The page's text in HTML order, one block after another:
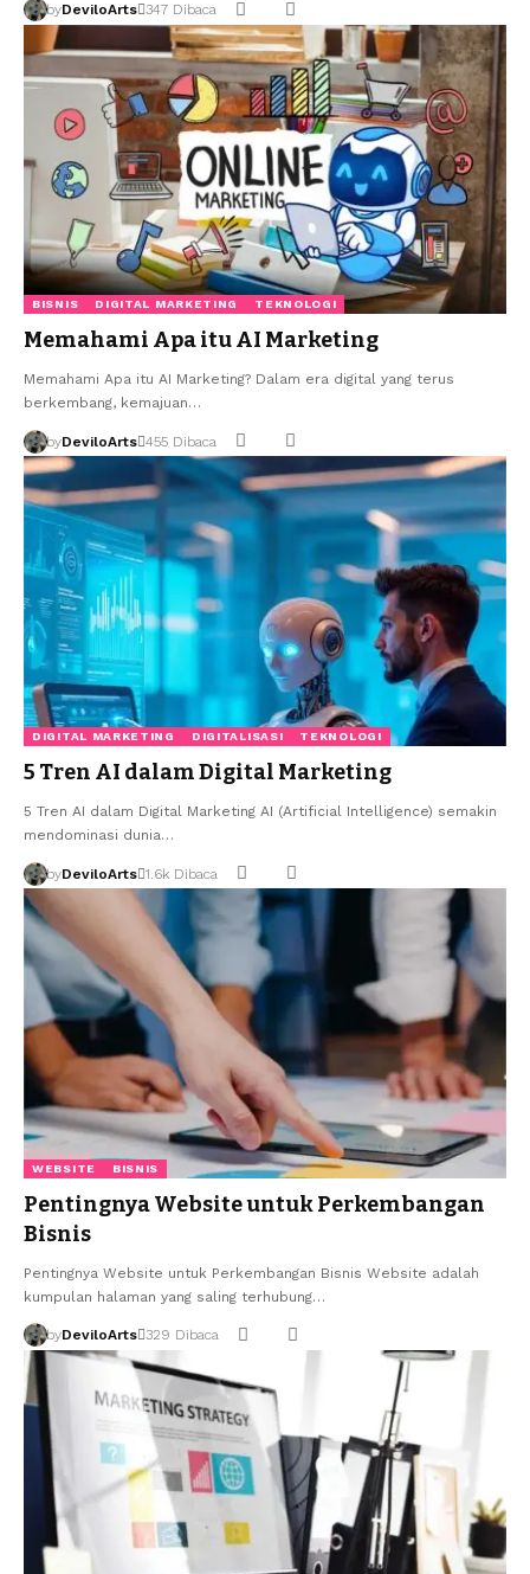
byDeviloArts 347 Dibaca
BISNIS DIGITAL MARKETING TEKNOLOGI
Memahami Apa itu AI Marketing
Memahami Apa itu AI Marketing? Dalam era digital yang terus
berkembang, kemajuan…
byDeviloArts 455 Dibaca
DIGITAL MARKETING DIGITALISASI TEKNOLOGI
5 Tren AI dalam Digital Marketing
5 Tren AI dalam Digital Marketing AI (Artificial Intelligence) semakin
mendominasi dunia…
byDeviloArts 1.6k Dibaca
WEBSITE BISNIS
Pentingnya Website untuk Perkembangan
Bisnis
Pentingnya Website untuk Perkembangan Bisnis Website adalah
kumpulan halaman yang saling terhubung…
byDeviloArts 329 Dibaca